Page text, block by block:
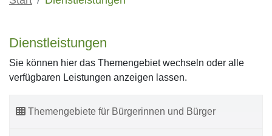
Dienstleistungen
Sie können hier das Themengebiet wechseln oder alle
verfügbaren Leistungen anzeigen lassen.
Themengebiete für Bürgerinnen und Bürger